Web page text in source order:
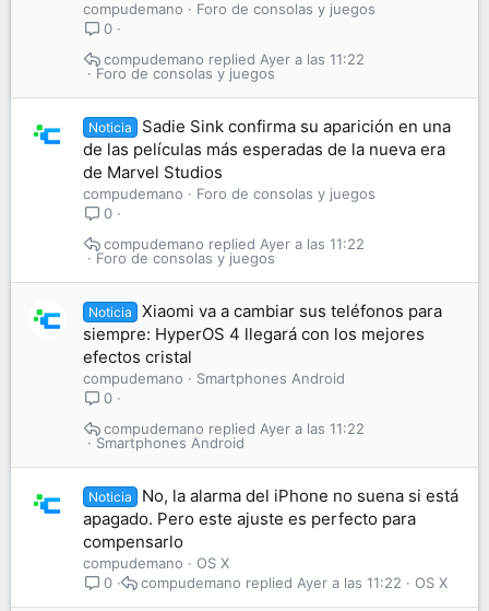
compudemano
Foro de consolas y juegos
0
Foro de consolas y juegos
Ayer a las 11:22
compudemano
Noticia
Sadie Sink confirma su aparición en una
de las películas más esperadas de la nueva era
de Marvel Studios
compudemano
Foro de consolas y juegos
0
Foro de consolas y juegos
Ayer a las 11:22
compudemano
Noticia
Xiaomi va a cambiar sus teléfonos para
siempre: HyperOS 4 llegará con los mejores
efectos cristal
compudemano
Smartphones Android
0
Smartphones Android
Ayer a las 11:22
compudemano
Noticia
No, la alarma del iPhone no suena si está
apagado. Pero este ajuste es perfecto para
compensarlo
compudemano
OS X
0
OS X
Ayer a las 11:22
compudemano